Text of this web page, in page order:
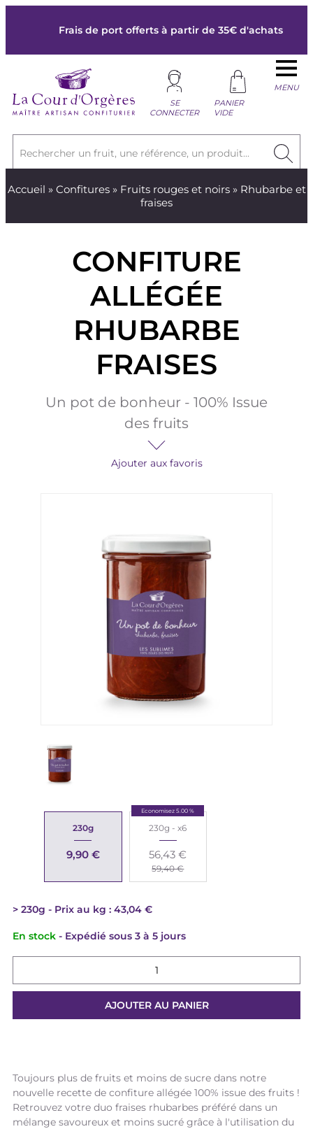
Frais de port offerts à partir de 35€ d'achats
Rechercher un fruit, une référence, un produit...
SE
CONNECTER
PANIER
VIDE
MENU
Accueil » Confitures» Fruits rouges et noirs» Rhubarbe et
fraises
CONFITURE
ALLÉGÉE
RHUBARBE
FRAISES
Un pot de bonheur - 100% Issue
des fruits
Ajouter aux favoris
Toujours plus de fruits et moins de sucre dans notre
nouvelle recette de confiture allégée 100% issue des fruits !
Retrouvez votre duo fraises rhubarbes préféré dans un
mélange savoureux et moins sucré grâce à l'utilisation du
230g
9,90 €
230g - x6
56,43 €
59,40 €
Economisez 5.00 %
230g Prix au kg : 43,04 €
En stock - Expédié sous 3 à 5 jours